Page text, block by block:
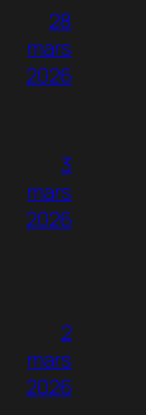
28
mars
2026
3
mars
2026
2
mars
2026